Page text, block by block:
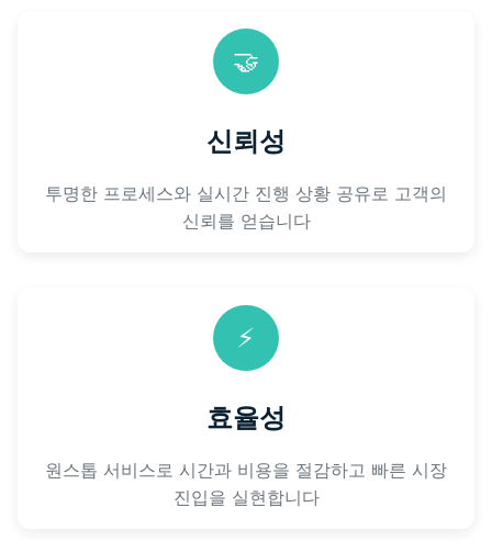
🤝
신뢰성
투명한 프로세스와 실시간 진행 상황 공유로 고객의
신뢰를 얻습니다
⚡
효율성
원스톱 서비스로 시간과 비용을 절감하고 빠른 시장
진입을 실현합니다